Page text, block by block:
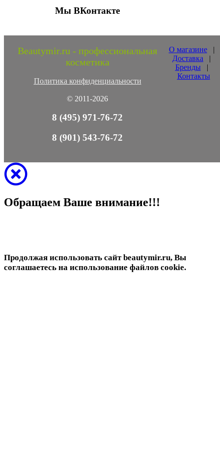
Мы ВКонтакте
Beautymir.ru - профессиональная
косметика
Политика конфиденциальности
© 2011-2026
О магазине|
Доставка |
Бренды |
Контакты
8 (495) 971-76-72
8 (901) 543-76-72
Обращаем Ваше внимание!!!
Продолжая использовать сайт beautymir.ru, Вы
соглашаетесь на использование файлов cookie.